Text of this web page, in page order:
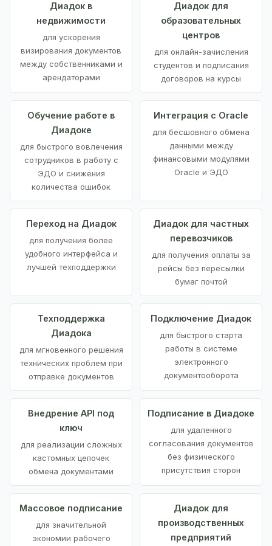
Диадок в
недвижимости
для ускорения
визирования документов
между собственниками и
арендаторами
Диадок для
образовательных
центров
для онлайн-зачисления
студентов и подписания
договоров на курсы
Обучение работе в
Диадоке
для быстрого вовлечения
сотрудников в работу с
ЭДО и снижения
количества ошибок
Интеграция с Oracle
для бесшовного обмена
данными между
финансовыми модулями
Oracle и ЭДО
Переход на Диадок
для получения более
удобного интерфейса и
лучшей техподдержки
Диадок для частных
перевозчиков
для получения оплаты за
рейсы без пересылки
бумаг почтой
Техподдержка
Диадока
для мгновенного решения
технических проблем при
отправке документов
Подключение Диадок
для быстрого старта
работы в системе
электронного
документооборота
Внедрение API под
ключ
для реализации сложных
кастомных цепочек
обмена документами
Подписание в Диадоке
для удаленного
согласования документов
без физического
присутствия сторон
Массовое подписание
для значительной
экономии рабочего
Диадок для
производственных
предприятий